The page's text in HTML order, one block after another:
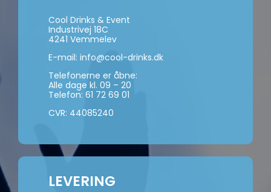
Cool Drinks & Event
Industrivej 18C
4241 Vemmelev
E-mail: info@cool-drinks.dk
Telefonerne er åbne:
Alle dage kl. 09 – 20
Telefon: 61 72 69 01
CVR: 44085240
LEVERING